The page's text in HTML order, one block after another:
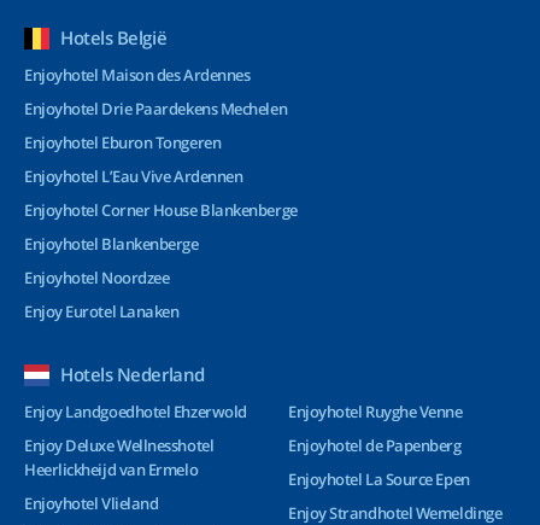
Hotels België
Enjoyhotel Maison des Ardennes
Enjoyhotel Drie Paardekens Mechelen
Enjoyhotel Eburon Tongeren
Enjoyhotel L’Eau Vive Ardennen
Enjoyhotel Corner House Blankenberge
Enjoyhotel Blankenberge
Enjoyhotel Noordzee
Enjoy Eurotel Lanaken
Hotels Nederland
Enjoy Landgoedhotel Ehzerwold
Enjoy Deluxe Wellnesshotel
Heerlickheijd van Ermelo
Enjoyhotel Vlieland
Enjoyhotel Ruyghe Venne
Enjoyhotel de Papenberg
Enjoyhotel La Source Epen
Enjoy Strandhotel Wemeldinge